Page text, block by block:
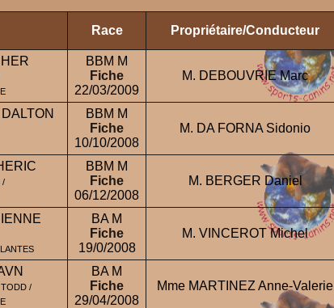
Race Propriétaire/Conducteur
BBM M
Fiche
22/03/2009
M. DEBOUVRIE Marc
BBM M
Fiche
10/10/2008
M. DA FORNA Sidonio
/
BBM M
Fiche
06/12/2008
M. BERGER Daniel
BA M
Fiche
19/0/2008
M. VINCEROT Michel
/
BA M
Fiche
29/04/2008
Mme MARTINEZ Anne-Valerie